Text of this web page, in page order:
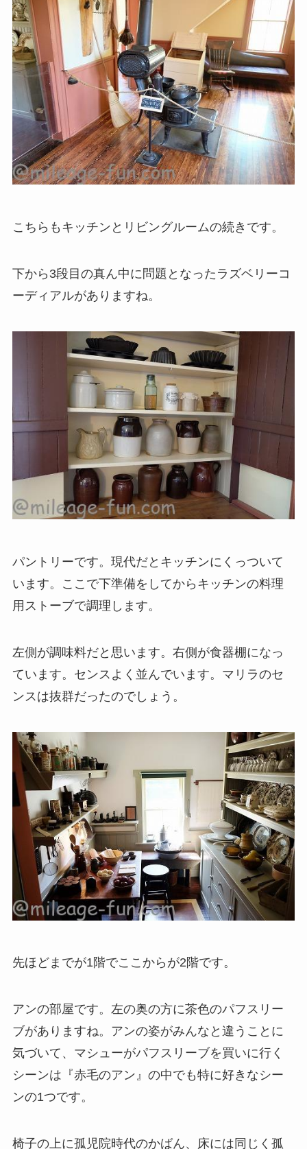
こちらもキッチンとリビングルームの続きです。
下から3段目の真ん中に問題となったラズベリーコ
ーディアルがありますね。
パントリーです。現代だとキッチンにくっついて
います。ここで下準備をしてからキッチンの料理
用ストーブで調理します。
左側が調味料だと思います。右側が食器棚になっ
ています。センスよく並んでいます。マリラのセ
ンスは抜群だったのでしょう。
先ほどまでが1階でここからが2階です。
アンの部屋です。左の奥の方に茶色のパフスリー
ブがありますね。アンの姿がみんなと違うことに
気づいて、マシューがパフスリーブを買いに行く
シーンは『赤毛のアン』の中でも特に好きなシー
ンの1つです。
椅子の上に孤児院時代のかばん、床には同じく孤